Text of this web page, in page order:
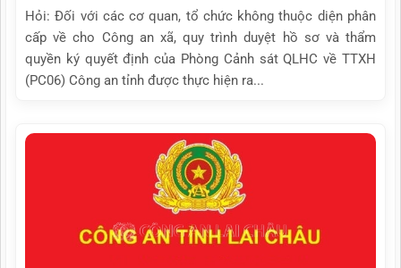
Hỏi: Đối với các cơ quan, tổ chức không thuộc diện phân
cấp về cho Công an xã, quy trình duyệt hồ sơ và thẩm
quyền ký quyết định của Phòng Cảnh sát QLHC về TTXH
(PC06) Công an tỉnh được thực hiện ra...